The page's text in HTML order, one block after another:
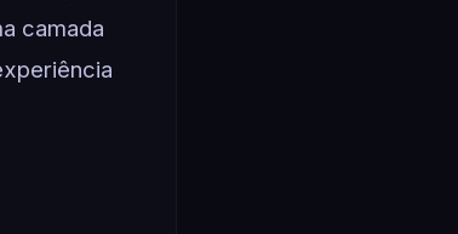
camada